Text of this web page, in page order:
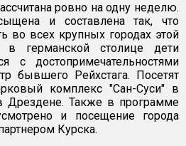
ровно на одну неделю.
и составлена так, что
во всех крупных городах этой
в германской столице дети
с достопримечательностями
бывшего Рейхстага. Посетят
комплекс "Сан-Суси" в
Дрездене. Также в программе
и посещение города
Курска.